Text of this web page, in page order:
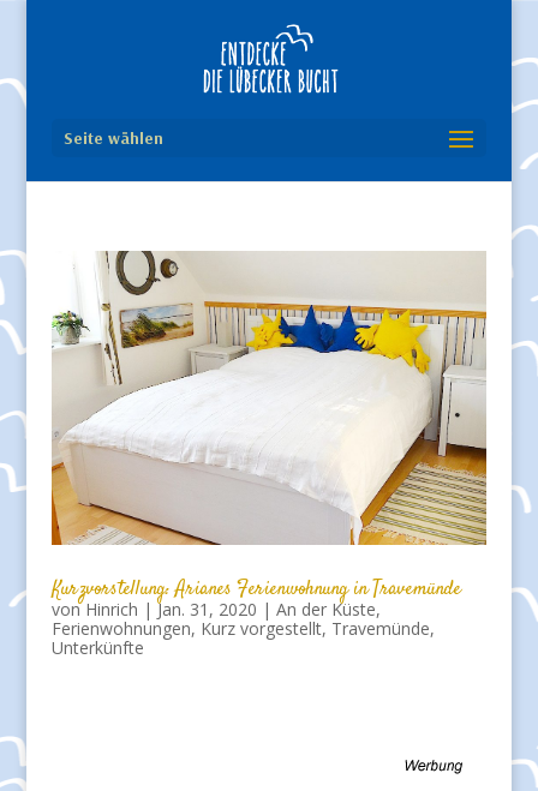
Seite wählen
Kurzvorstellung: Arianes Ferienwohnung in Travemünde
vonHinrich | Jan. 31, 2020 | An der Küste,
Ferienwohnungen, Kurz vorgestellt, Travemünde,
Unterkünfte